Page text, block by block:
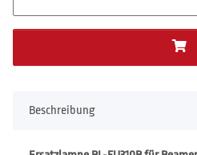
Beschreibung